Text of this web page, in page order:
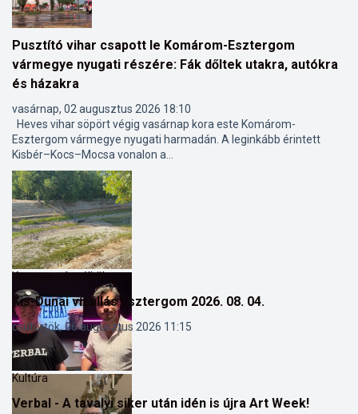
Pusztító vihar csapott le Komárom-Esztergom
vármegye nyugati részére: Fák dőltek utakra, autókra
és házakra
vasárnap, 02 augusztus 2026 18:10
Heves vihar söpört végig vasárnap kora este Komárom-
Esztergom vármegye nyugati harmadán. A leginkább érintett
Kisbér–Kocs–Mocsa vonalon a...
Kommentár nélkül
Kis-Dunai vízállás Esztergom 2026. 08. 04.
csütörtök, 06 augusztus 2026 11:15
Kultúra
Verbal - A tavalyi siker után idén is újra Art Week!